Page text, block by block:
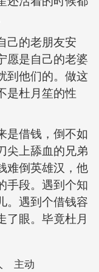
己的老朋友安
愿是自己的老婆
到他们的。做这
是杜月笙的性
是借钱，倒不如
尖上舔血的兄弟
难倒英雄汉，他
手段。遇到个知
。遇到个借钱容
了眼。毕竟杜月
主动